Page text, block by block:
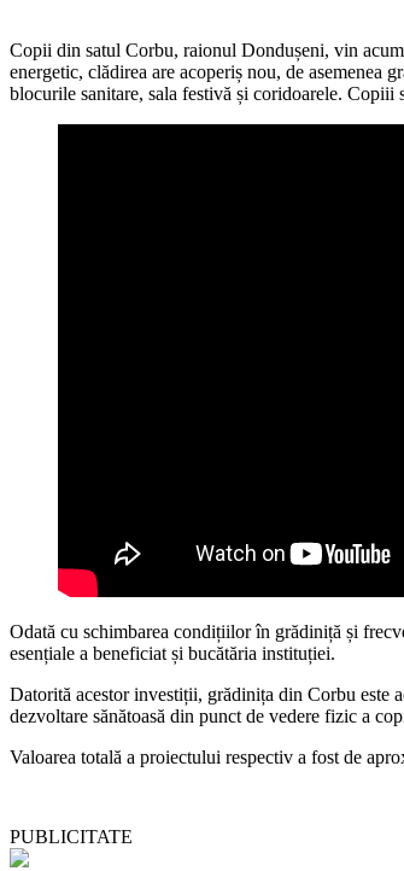
Copii din satul Corbu, raionul Dondușeni, vin
energetic, clădirea are acoperiș nou, de asemenea
blocurile sanitare, sala festivă și coridoarele.
Odată cu schimbarea condițiilor în grădiniță și
esențiale a beneficiat și bucătăria instituției.
Datorită acestor investiții, grădinița din Corbu este
dezvoltare sănătoasă din punct de vedere fizic a
Valoarea totală a proiectului respectiv a fost de
PUBLICITATE